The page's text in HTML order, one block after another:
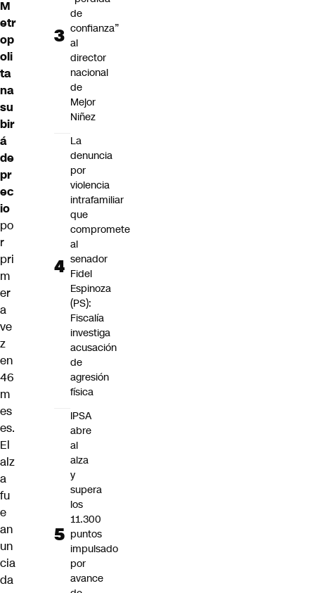
M
etr
op
oli
ta
na
su
bir
á
de
pr
ec
io
po
r
pri
m
er
a
ve
z
en
46
m
es
es.
El
alz
a
fu
e
an
un
cia
da
de
confianza”
al
director
nacional
de
Mejor
Niñez
La
denuncia
por
violencia
intrafamiliar
que
compromete
al
senador
Fidel
Espinoza
(PS):
Fiscalía
investiga
acusación
de
agresión
física
IPSA
abre
al
alza
y
supera
los
11.300
puntos
impulsado
por
avance